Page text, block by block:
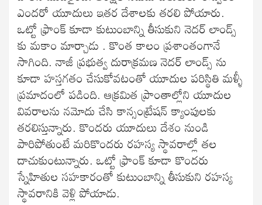
ఎందరో యూదులు ఇతర దేశాలకు తరలి పోయారు.
ఒట్టో ఫ్రాంక్ కూడా కుటుంబాన్ని తీసుకుని నెదర్ లాండ్స్
కు మకాం మార్చాడు . కొంత కాలం ప్రశాంతంగానే
సాగింది. నాజీ ప్రభుత్వ దురాక్రమణ నెదర్ లాండ్స్ ను
కూడా హస్తగతం చేసుకోవటంతో యూదుల పరిస్థితి మళ్ళీ
ప్రమాదంలో పడింది. ఆక్రమిత ప్రాంతాల్లోని యూదుల
వివరాలను నమోదు చేసి కాన్సంట్రేషన్ క్యాంపులకు
తరలిస్తున్నారు. కొందరు యూదులు దేశం నుండి
పారిపోతుంటే మరికొందరు రహస్య స్థావరాల్లో తల
దాచుకుంటున్నారు. ఒట్టో ఫ్రాంక్ కూడా కొందరు
స్నేహితుల సహకారంతో కుటుంబాన్ని తీసుకుని రహస్య
స్థావరానికి వెళ్లి పోయాడు.